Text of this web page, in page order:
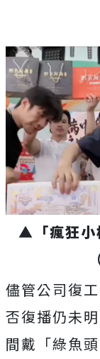
▲ 「瘋狂
儘管公司復
否復播仍未
間戴「綠魚